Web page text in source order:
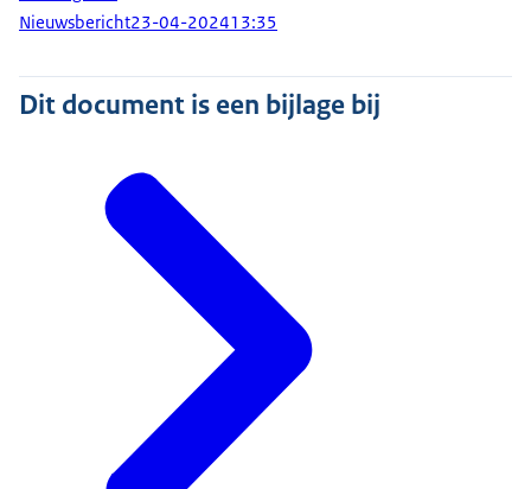
Nieuwsbericht23-04-202413:35
Dit document is een bijlage bij